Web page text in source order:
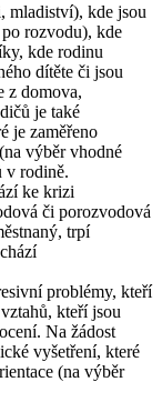
mladiství), kde jsou
rozvodu), kde
kde rodinu
dítěte či jsou
z domova,
je také
je zaměřeno
výběr vhodné
v rodině.
ke krizi
či porozvodová
trpí
problémy, kteří
kteří jsou
Na žádost
vyšetření, které
(na výběr